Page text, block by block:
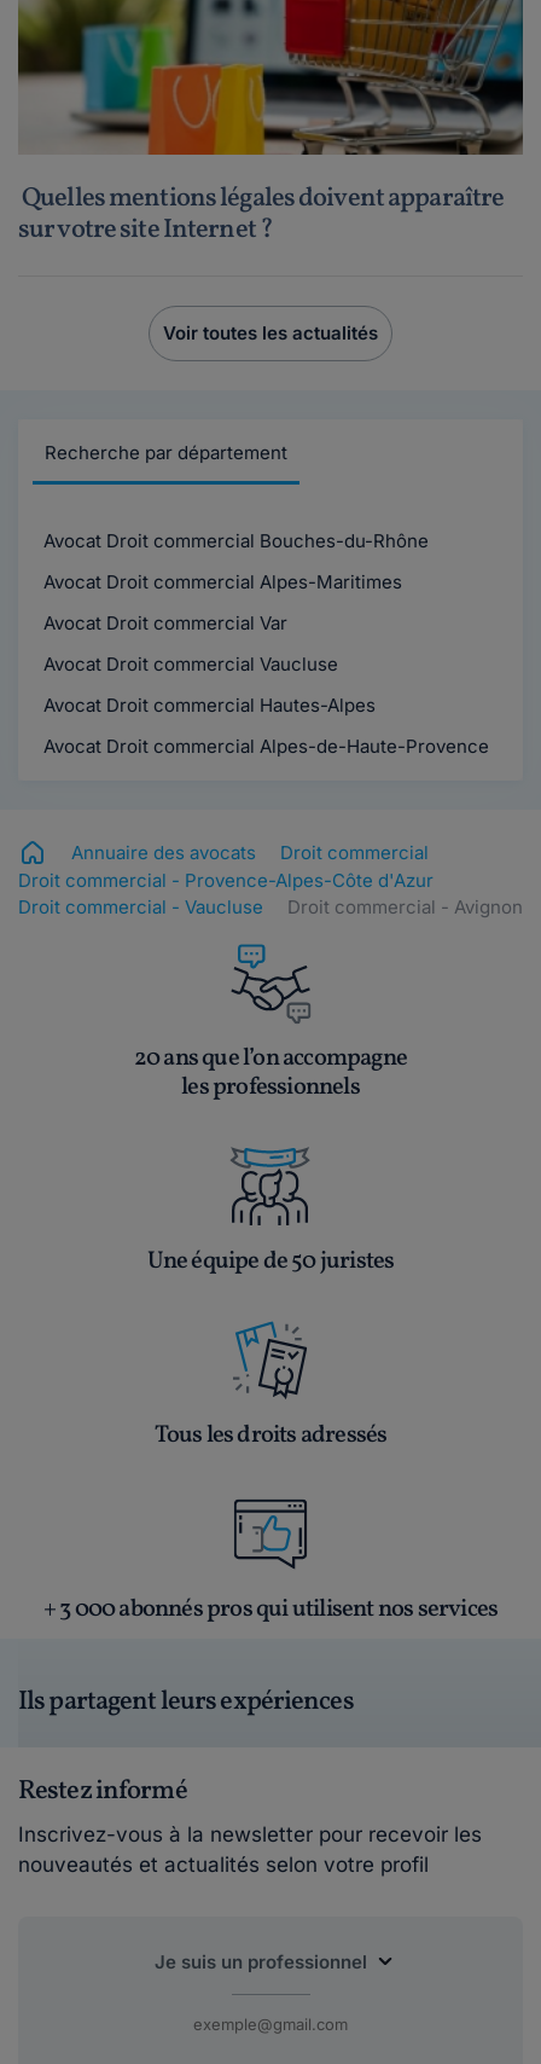
Quelles mentions légales doivent apparaître
sur votre site Internet ?
Voir toutes les actualités
Recherche par département
Avocat Droit commercial Bouches-du-Rhône
Avocat Droit commercial Alpes-Maritimes
Avocat Droit commercial Var
Avocat Droit commercial Vaucluse
Avocat Droit commercial Hautes-Alpes
Avocat Droit commercial Alpes-de-Haute-Provence
Annuaire des avocats
Droit commercial
Droit commercial - Provence-Alpes-Côte d'Azur
Droit commercial - Vaucluse
Droit commercial - Avignon
20 ans que l’on accompagne
les professionnels
Une équipe de 50 juristes
Tous les droits adressés
+ 3 000 abonnés pros qui utilisent nos services
Ils partagent leurs expériences
Restez informé
Inscrivez-vous à la newsletter pour recevoir les
nouveautés et actualités selon votre profil